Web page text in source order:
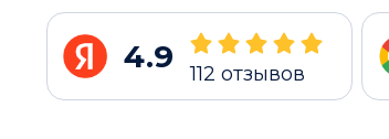
4.9 112 отзывов